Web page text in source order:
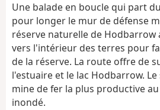
Une balade en boucle qui part
pour longer le mur de défense
réserve naturelle de
vers l'intérieur des terres pour
de la réserve. La route offre de
l'estuaire et le lac Hodbarrow.
mine de fer la plus productive
inondé.